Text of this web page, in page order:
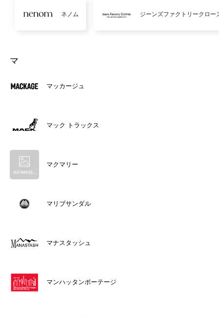
ネノム ジーンズファクトリークロー
マ
マッカージュ
マック トラックス
マクマリー
マリブサンダル
マナスタッシュ
マンハッタンポーテージ